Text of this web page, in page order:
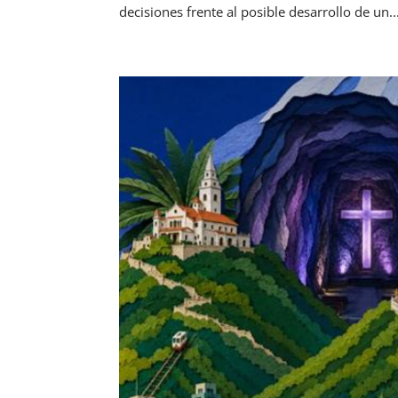
decisiones frente al posible desarrollo de